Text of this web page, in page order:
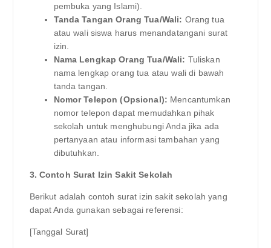
pembuka yang Islami).
Tanda Tangan Orang Tua/Wali: Orang tua
atau wali siswa harus menandatangani surat
izin.
Nama Lengkap Orang Tua/Wali: Tuliskan
nama lengkap orang tua atau wali di bawah
tanda tangan.
Nomor Telepon (Opsional): Mencantumkan
nomor telepon dapat memudahkan pihak
sekolah untuk menghubungi Anda jika ada
pertanyaan atau informasi tambahan yang
dibutuhkan.
3. Contoh Surat Izin Sakit Sekolah
Berikut adalah contoh surat izin sakit sekolah yang
dapat Anda gunakan sebagai referensi:
[Tanggal Surat]